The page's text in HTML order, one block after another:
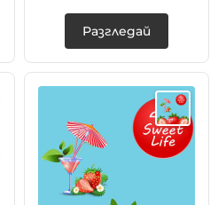
Разгледай